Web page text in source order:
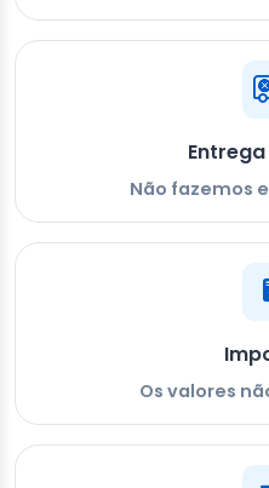
Não fazemos
Os valores